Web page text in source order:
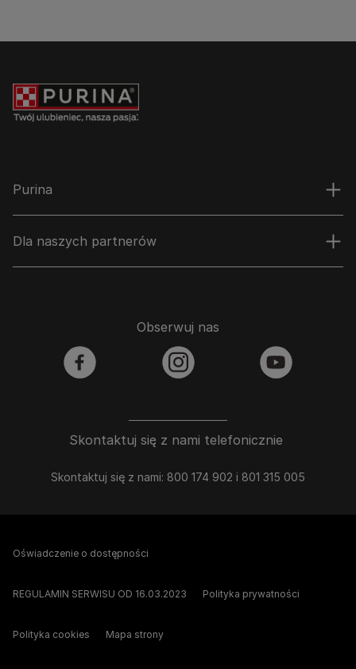
Purina
Dla naszych partnerów
Skontaktuj się z nami telefonicznie
Skontaktuj się z nami: 800 174 902 i 801 315 005
Obserwuj nas
facebook instagram youtube
Oświadczenie o dostępności
REGULAMIN SERWISU OD 16.03.2023 Polityka prywatności
Polityka cookies Mapa strony